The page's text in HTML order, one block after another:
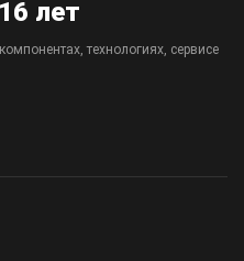
технологиях, сервисе